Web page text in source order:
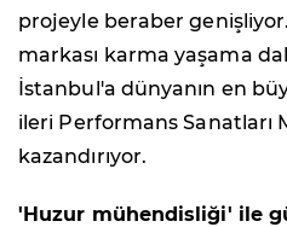
projeyle beraber
markası karma yaşama
İstanbul'a dünyanın en
ileri Performans Sanatları
kazandırıyor.
'Huzur mühendisliği' ile